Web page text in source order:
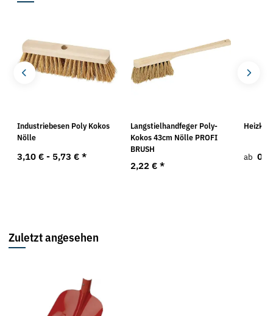
Industriebesen Poly Kokos
Nölle
3,10 € - 5,73 € *
Langstielhandfeger Poly-
Kokos 43cm Nölle PROFI
BRUSH
2,22 € *
ab
Zuletzt angesehen